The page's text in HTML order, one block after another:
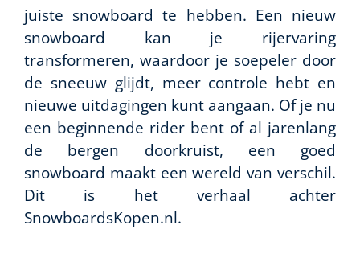
juiste snowboard te hebben. Een nieuw
snowboard kan je rijervaring
transformeren, waardoor je soepeler door
de sneeuw glijdt, meer controle hebt en
nieuwe uitdagingen kunt aangaan. Of je nu
een beginnende rider bent of al jarenlang
de bergen doorkruist, een goed
snowboard maakt een wereld van verschil.
Dit is het verhaal achter
SnowboardsKopen.nl.